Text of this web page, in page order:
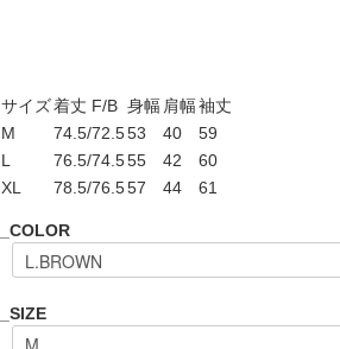
サイズ着丈 F/B 身幅 肩幅袖丈
M
74.5/72.553 40
59
L
76.5/74.555 42
60
XL
78.5/76.557 44 61
_COLOR
_SIZE